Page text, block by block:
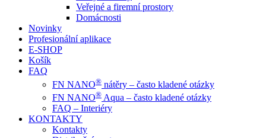
Veřejné a firemní prostory
Domácnosti
Novinky
Profesionální aplikace
E-SHOP
Košík
FAQ
FN NANO® nátěry – často kladené otázky
FN NANO® Aqua – často kladené otázky
FAQ – Interiéry
KONTAKTY
Kontakty